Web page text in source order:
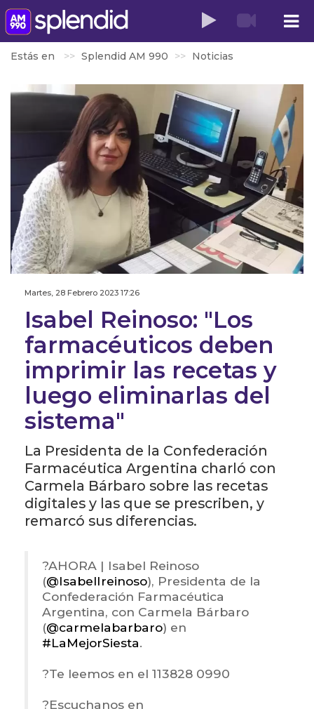
Estás en Splendid AM 990 Noticias
Martes, 28 Febrero 2023 17:26
Isabel Reinoso: "Los
farmacéuticos deben
imprimir las recetas y
luego eliminarlas del
sistema"
La Presidenta de la Confederación
Farmacéutica Argentina charló con
Carmela Bárbaro sobre las recetas
digitales y las que se prescriben, y
remarcó sus diferencias.
?️AHORA | Isabel Reinoso
(@IsabelIreinoso), Presidenta de la
Confederación Farmacéutica
Argentina, con Carmela Bárbaro
(@carmelabarbaro) en
#LaMejorSiesta.
?Te leemos en el 113828 0990
?Escuchanos en